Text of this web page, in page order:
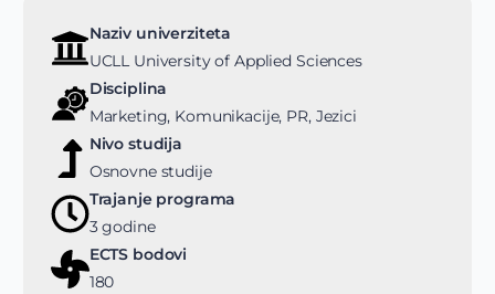
Naziv univerziteta
UCLL University of Applied Sciences
Disciplina
Marketing, Komunikacije, PR, Jezici
Nivo studija
Osnovne studije
Trajanje programa
3 godine
ECTS bodovi
180